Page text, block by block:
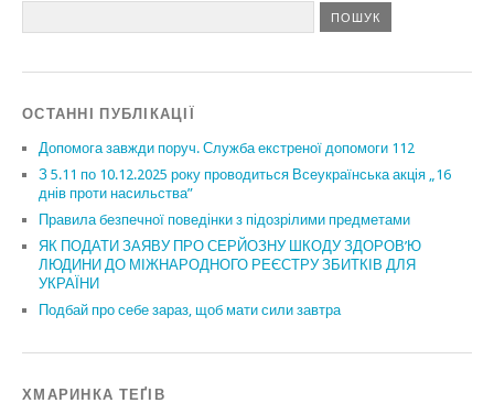
ОСТАННІ ПУБЛІКАЦІЇ
Допомога завжди поруч. Служба екстреної допомоги 112
З 5.11 по 10.12.2025 року проводиться Всеукраїнська акція „16
днів проти насильства”
Правила безпечної поведінки з підозрілими предметами
ЯК ПОДАТИ ЗАЯВУ ПРО СЕРЙОЗНУ ШКОДУ ЗДОРОВ’Ю
ЛЮДИНИ ДО МІЖНАРОДНОГО РЕЄСТРУ ЗБИТКІВ ДЛЯ
УКРАЇНИ
Подбай про себе зараз, щоб мати сили завтра
ХМАРИНКА ТЕҐІВ